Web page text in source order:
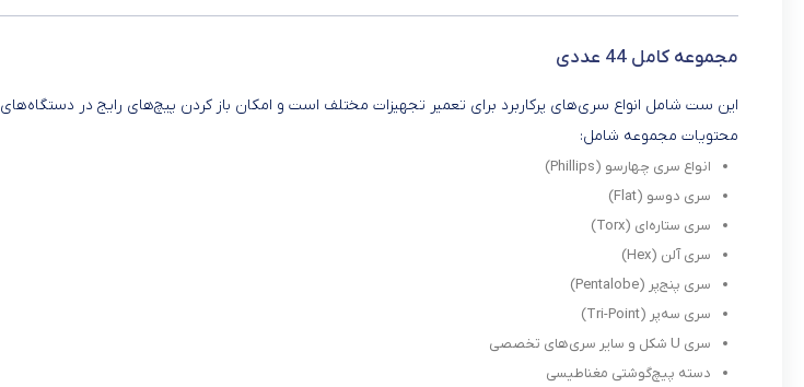
مجموعه کامل 44 عددی
این ست شامل انواع سری‌های پرکاربرد برای تعمیر تجهیزات مختلف است و امکان باز کردن پیچ‌های رایج در دستگاه‌های
محتویات مجموعه شامل:
انواع سری چهارسو (Phillips)
سری دوسو (Flat)
سری ستاره‌ای (Torx)
سری آلن (Hex)
سری پنج‌پر (Pentalobe)
سری سه‌پر (Tri-Point)
سری U شکل و سایر سری‌های تخصصی
دسته پیچ‌گوشتی مغناطیسی